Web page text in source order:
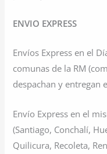
ENVIO EXPRESS
Envíos Express en el
comunas de la RM
despachan y entregan
Envío Express en el
(Santiago, Conchalí,
Quilicura, Recoleta,